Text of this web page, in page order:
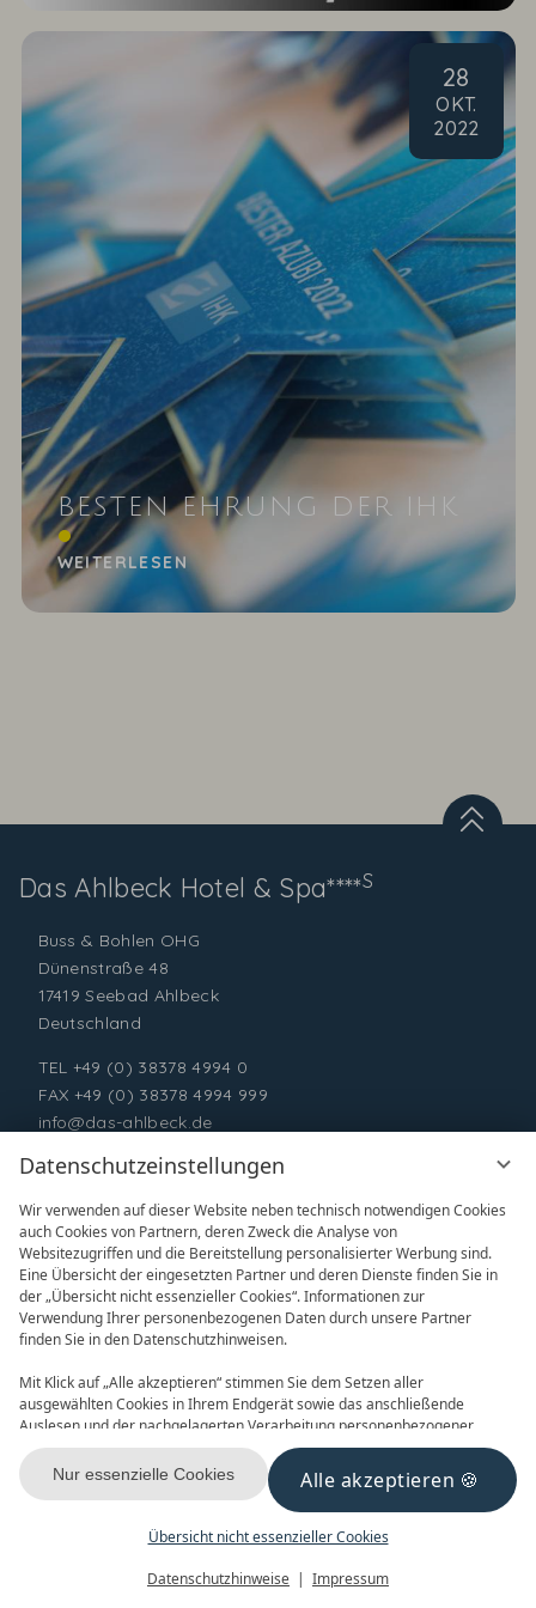
Datenschutzeinstellungen
Wir verwenden auf dieser Website neben technisch notwendigen Cookies
auch Cookies von Partnern, deren Zweck die Analyse von
Websitezugriffen und die Bereitstellung personalisierter Werbung sind.
Eine Übersicht der eingesetzten Partner und deren Dienste finden Sie in
der „Übersicht nicht essenzieller Cookies“. Informationen zur
Verwendung Ihrer personenbezogenen Daten durch unsere Partner
finden Sie in den Datenschutzhinweisen.
Mit Klick auf „Alle akzeptieren“ stimmen Sie dem Setzen aller
ausgewählten Cookies in Ihrem Endgerät sowie das anschließende
Auslesen und der nachgelagerten Verarbeitung personenbezogener
Daten (z.B. Ihrer IP-Adresse) durch uns und unseren Partnern zu. Falls
Sie damit nicht einverstanden sind, klicken Sie bitte auf „Nur essenzielle
Cookies“. Eine individuelle Auswahl können Sie unter „Übersicht nicht
essenzieller Cookies“ tätigen. Sie können Ihre Auswahl im Fußbereich
dieser Website oder in den Datenschutzhinweisen jederzeit aufrufen und
Alle akzeptieren
Nur essenzielle Cookies
Übersicht nicht essenzieller Cookies
Datenschutzhinweise Impressum
GutscheineBuchen
28
OKT.
2022
BESTEN EHRUNG DER IHK
Wer erinnert sich an unser Zahlengenie Leenart?
WEITERLESEN
Das Ahlbeck Hotel & Spa****S
Buss & Bohlen OHG
Dünenstraße 48
17419 Seebad Ahlbeck
Deutschland
TEL +49 (0) 38378 4994 0
FAX +49 (0) 38378 4994 999
info@das-ahlbeck.de
ONLINE BUCHEN ANFRAGEN
GUTSCHEINE NEWSLETTER